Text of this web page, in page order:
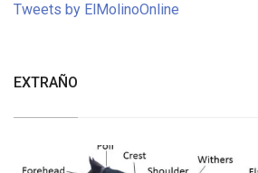
Tweets by ElMolinoOnline
EXTRAÑO